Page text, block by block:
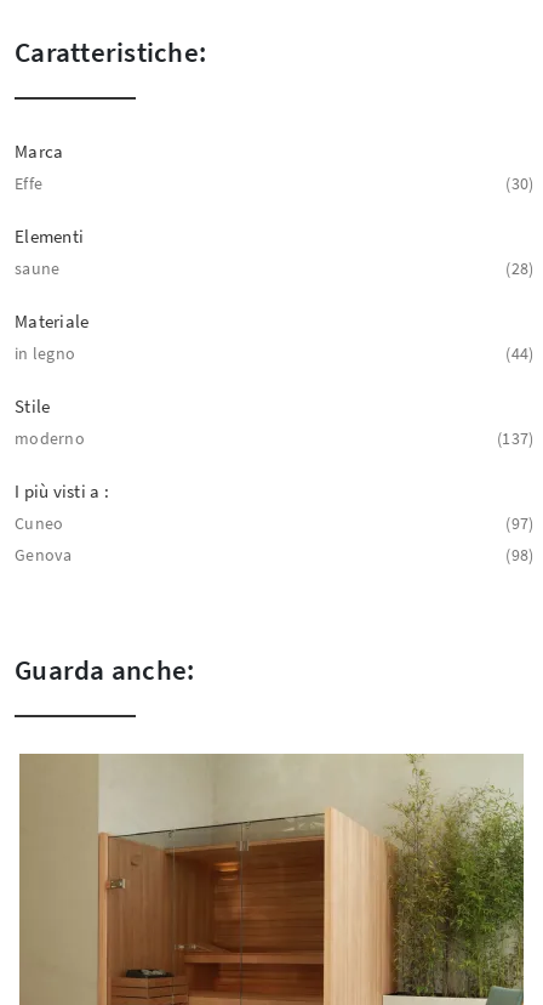
Caratteristiche:
Marca
Effe 30
Elementi
saune 28
Materiale
in legno 44
Stile
moderno 137
I più visti a :
Cuneo
97
Genova
98
Guarda anche: